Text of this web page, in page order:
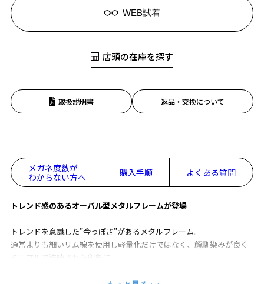
WEB試着
店頭の在庫を探す
取扱説明書 返品・交換について
メガネ度数が
わからない方へ
購入手順 よくある質問
トレンド感のあるオーバル型メタルフレームが登場
トレンドを意識した”今っぽさ”があるメタルフレーム。
通常よりも細いリム線を使用し軽量化だけではなく、顔馴染みが良く
ミニマルで洗練された印象に。